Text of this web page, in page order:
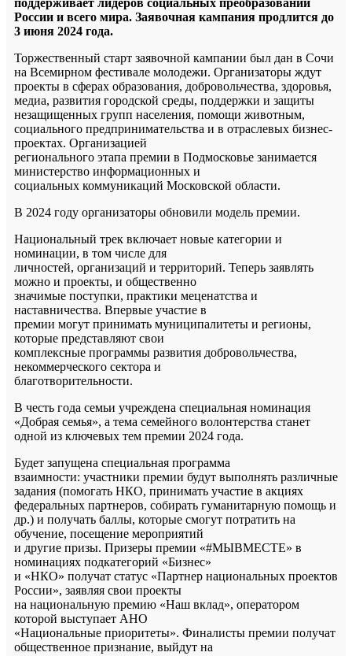
России и всего мира. Заявочная кампания продлится до
3 июня 2024 года.
Торжественный старт заявочной кампании был дан в Сочи
на Всемирном фестивале молодежи. Организаторы ждут
проекты в сферах образования, добровольчества, здоровья,
медиа, развития городской среды, поддержки и защиты
незащищенных групп населения, помощи животным,
социального предпринимательства и в отраслевых бизнес-
проектах. Организацией
регионального этапа премии в Подмосковье занимается
министерство информационных и
социальных коммуникаций Московской области.
В 2024 году организаторы обновили модель премии.
Национальный трек включает новые категории и
номинации, в том числе для
личностей, организаций и территорий. Теперь заявлять
можно и проекты, и общественно
значимые поступки, практики меценатства и
наставничества. Впервые участие в
премии могут принимать муниципалитеты и регионы,
которые представляют свои
комплексные программы развития добровольчества,
некоммерческого сектора и
благотворительности.
В честь года семьи учреждена специальная номинация
«Добрая семья», а тема семейного волонтерства станет
одной из ключевых тем премии 2024 года.
Будет запущена специальная программа
взаимности: участники премии будут выполнять различные
задания (помогать НКО, принимать участие в акциях
федеральных партнеров, собирать гуманитарную помощь и
др.) и получать баллы, которые смогут потратить на
обучение, посещение мероприятий
и другие призы. Призеры премии «#МЫВМЕСТЕ» в
номинациях подкатегорий «Бизнес»
и «НКО» получат статус «Партнер национальных проектов
России», заявляя свои проекты
на национальную премию «Наш вклад», оператором
которой выступает АНО
«Национальные приоритеты». Финалисты премии получат
общественное признание, выйдут на